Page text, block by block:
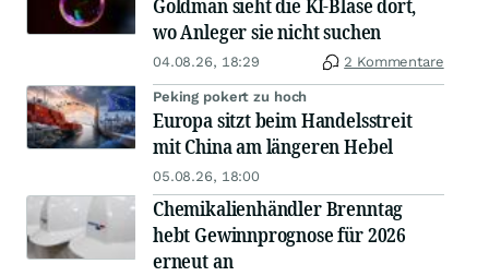
Goldman sieht die KI-Blase dort,
wo Anleger sie nicht suchen
04.08.26, 18:29 2 Kommentare
Peking pokert zu hoch
Europa sitzt beim Handelsstreit
mit China am längeren Hebel
05.08.26, 18:00
Chemikalienhändler Brenntag
hebt Gewinnprognose für 2026
erneut an